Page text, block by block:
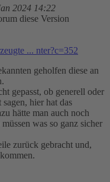
2024 14:22
diese Version
... nter?c=352
geholfen diese an
gepasst, ob generell oder
hier hat das
hätte man auch noch
was so ganz sicher
zurück gebracht und,